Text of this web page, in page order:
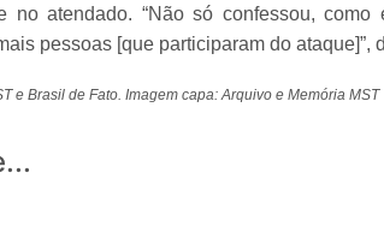
no atendado. “Não só confessou,
pessoas [que participaram do ataque]”,
e Brasil de Fato. Imagem capa: Arquivo e Memória MST